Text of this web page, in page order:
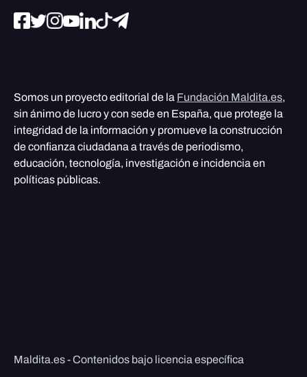
Somos un proyecto editorial de la Fundación Maldita.es,
sin ánimo de lucro y con sede en España, que protege la
integridad de la información y promueve la construcción
de confianza ciudadana a través de periodismo,
educación, tecnología, investigación e incidencia en
políticas públicas.
Maldita.es - Contenidos bajo licencia específica